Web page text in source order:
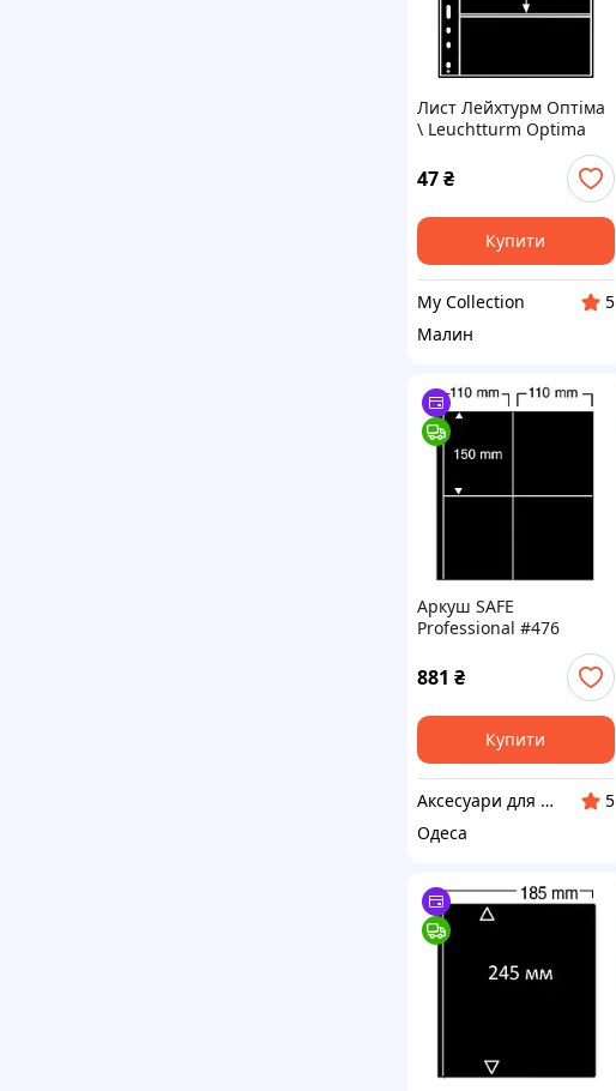
Лист Лейхтурм Оптіма
\ Leuchtturm Optima
відділення
47₴
Купити
My Collection
5
Малин
Аркуш SAFE
Professional #476
881 ₴
Купити
Аксесуари для колекціонерів SAFE
5
Одеса